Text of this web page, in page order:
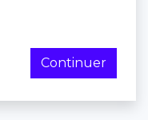
Continuer